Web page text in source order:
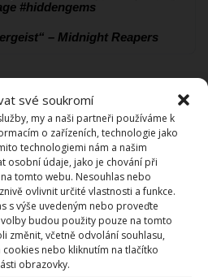
své soukromí
my a naši partneři používáme k
o zařízeních, technologie jako
technologiemi nám a našim
osobní údaje, jako je chování při
tomto webu. Nesouhlas nebo
ovlivnit určité vlastnosti a funkce.
s výše uvedeným nebo proveďte
budou použity pouze na tomto
změnit, včetně odvolání souhlasu,
nebo kliknutím na tlačítko
obrazovky.
#hiddengems
– Midnight Reapers
se zajímavé odezvy.
varovala, aby dům prodali a
nález není dobrým
obličeje je panenka
štěstí. Další tvrdili, že z
dvakrát chráněn. Jisté
jakou majitelé našli v
sběratele interesantním